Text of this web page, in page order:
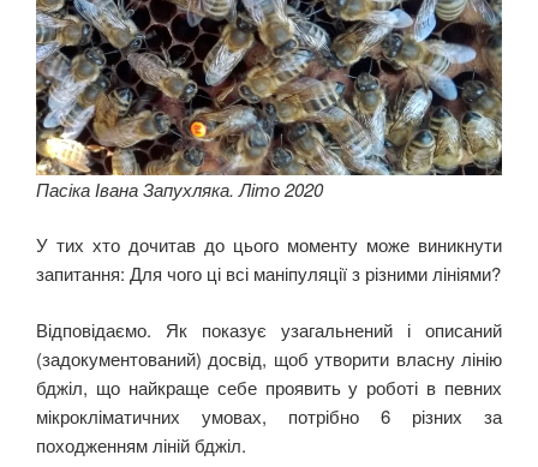
Пасіка Івана Запухляка. Літо 2020
У тих хто дочитав до цього моменту може виникнути
запитання: Для чого ці всі маніпуляції з різними лініями?
Відповідаємо. Як показує узагальнений і описаний
(задокументований) досвід, щоб утворити власну лінію
бджіл, що найкраще себе проявить у роботі в певних
мікрокліматичних умовах, потрібно 6 різних за
походженням ліній бджіл.